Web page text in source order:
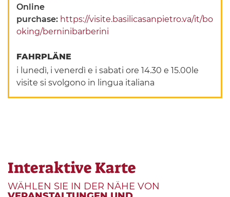
Online
purchase: https://visite.basilicasanpietro.va/it/bo
oking/berninibarberini
FAHRPLÄNE
i lunedì, i venerdì e i sabati ore 14.30 e 15.00le
visite si svolgono in lingua italiana
Interaktive Karte
WÄHLEN SIE IN DER NÄHE VON